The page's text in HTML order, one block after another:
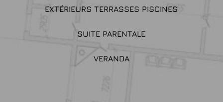
EXTÉRIEURS TERRASSES PISCINES
SUITE PARENTALE
VERANDA